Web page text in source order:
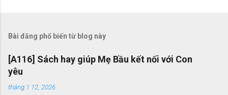
Bài đăng phổ biến từ blog này
[A116] Sách hay giúp Mẹ Bầu kết nối với Con
yêu
tháng 1 12, 2026